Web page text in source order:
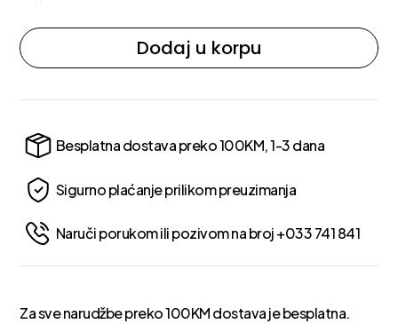
Dodaj u korpu
Besplatna dostava preko 100KM, 1-3 dana
Sigurno plaćanje prilikom preuzimanja
Naruči porukom ili pozivom na broj +033 741 841
Za sve narudžbe preko 100KM dostava je besplatna.